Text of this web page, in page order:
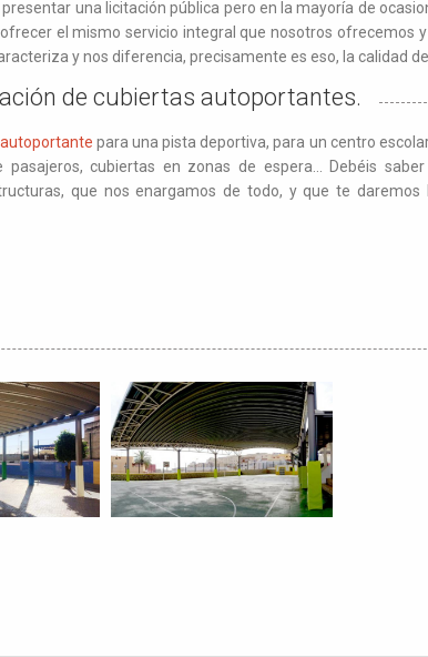
una licitación pública pero en la mayoría de
el mismo servicio integral que nosotros ofrecemos
y nos diferencia, precisamente es eso, la calidad
de cubiertas autoportantes.
para una pista deportiva, para un centro
cubiertas en zonas de espera... Debéis
que nos enargamos de todo, y que te daremos